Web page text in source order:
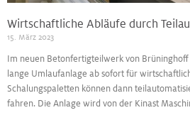
Wirtschaftliche Abläufe durch
15. März 2023
Im neuen Betonfertigteilwerk von
lange Umlaufanlage ab sofort für
Schalungspaletten können dann
fahren. Die Anlage wird von der Kinast